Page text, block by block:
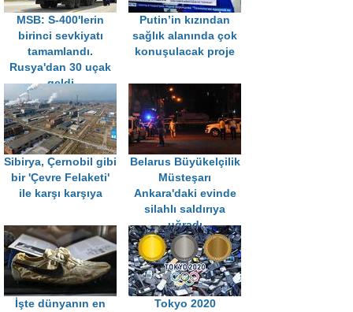
MSB: S-400'lerin
birinci sevkiyatı
tamamlandı.
Rusya'dan 30 uçak
geldi
Putin’in kızından
sağlık alanında çok
konuşulacak proje
Sibirya, Çernobil gibi
bir 'Çevre Felaketi'
ile karşı karşıya
Belarus Büyükelçilik
Müsteşarı
Ankara'daki evinde
silahlı saldırıya
uğradı
İşte dünyanın en
Tokyo 2020